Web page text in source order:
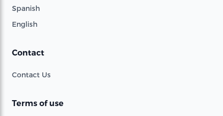
Spanish
English
Contact
Contact Us
Terms of use